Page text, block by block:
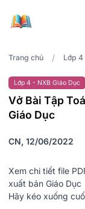
Trang chủ / Lớp 4
Lớp 4 - NXB Giáo Dục
Vở Bài Tập
Giáo Dục
CN, 12/06/2022
Xem chi tiết file
xuất bản Giáo Dục
Hãy kéo xuống